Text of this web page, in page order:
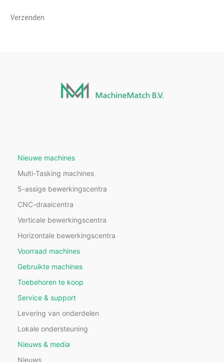
Verzenden
Nieuwe machines
Multi-Tasking machines
5-assige bewerkingscentra
CNC-draaicentra
Verticale bewerkingscentra
Horizontale bewerkingscentra
Voorraad machines
Gebruikte machines
Toebehoren te koop
Service & support
Levering van onderdelen
Lokale ondersteuning
Nieuws & media
Nieuws